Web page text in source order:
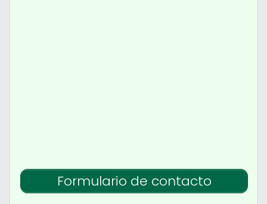
Formulario de contacto